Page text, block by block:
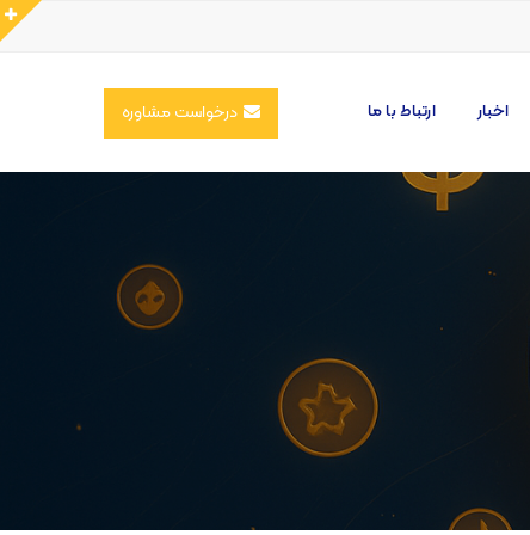
اخبار ارتباط با ما درخواست مشاوره